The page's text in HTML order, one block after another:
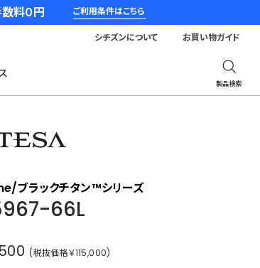
料０円 ご利用条件はこちら
製品検索
シチズンについて お買い物ガイド
ブラックチタン™シリーズ
66L
(税抜価格￥115,000)